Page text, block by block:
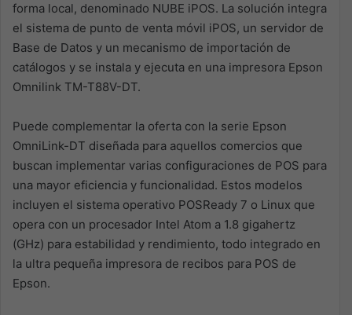
forma local, denominado NUBE iPOS. La solución integra
el sistema de punto de venta móvil iPOS, un servidor de
Base de Datos y un mecanismo de importación de
catálogos y se instala y ejecuta en una impresora Epson
Omnilink TM-T88V-DT.
Puede complementar la oferta con la serie Epson
OmniLink-DT diseñada para aquellos comercios que
buscan implementar varias configuraciones de POS para
una mayor eficiencia y funcionalidad. Estos modelos
incluyen el sistema operativo POSReady 7 o Linux que
opera con un procesador Intel Atom a 1.8 gigahertz
(GHz) para estabilidad y rendimiento, todo integrado en
la ultra pequeña impresora de recibos para POS de
Epson.